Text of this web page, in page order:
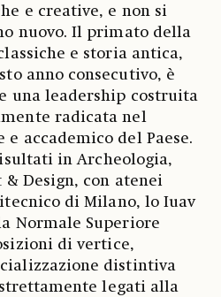
e creative, e non si
nuovo. Il primato della
e storia antica,
anno consecutivo, è
una leadership costruita
radicata nel
accademico del Paese.
in Archeologia,
& Design, con atenei
di Milano, lo Iuav
Normale Superiore
di vertice,
distintiva
legati alla